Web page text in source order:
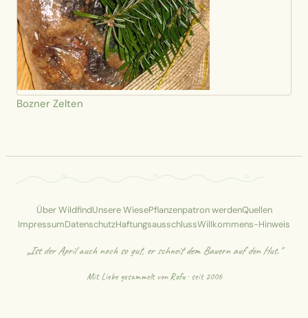
Bozner Zelten
Über WildfindUnsere WiesePflanzenpatron werdenQuellen
ImpressumDatenschutzHaftungsausschlussWillkommens-Hinweis
„Ist der April auch noch so gut, er schneit dem Bauern auf den Hut."
Mit Liebe gesammelt vonRofu· seit 2006